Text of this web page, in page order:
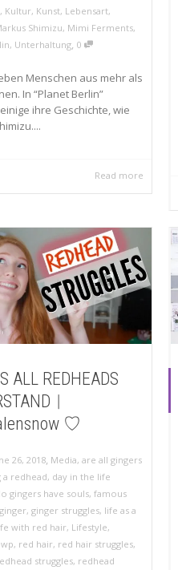
, Kultur, Kunst, Lebensart,
Shimizu, Mimi Ferments,
, Unterhaltung, 0
Menschen aus mehr als
In “Planet Berlin”
ihre Geschichte, wie
Read more
ALL REDHEADS
♡
26, 2018, Media,are all gingers
a redhead, day in the life
gingers have souls,famous
ginger,ginger struggles, life as a
with red hair, Lifestyle,
, red hair, red hair struggles,
struggles, redhead